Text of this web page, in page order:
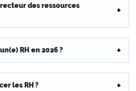
des ressources
RH en 2026 ?
les RH ?